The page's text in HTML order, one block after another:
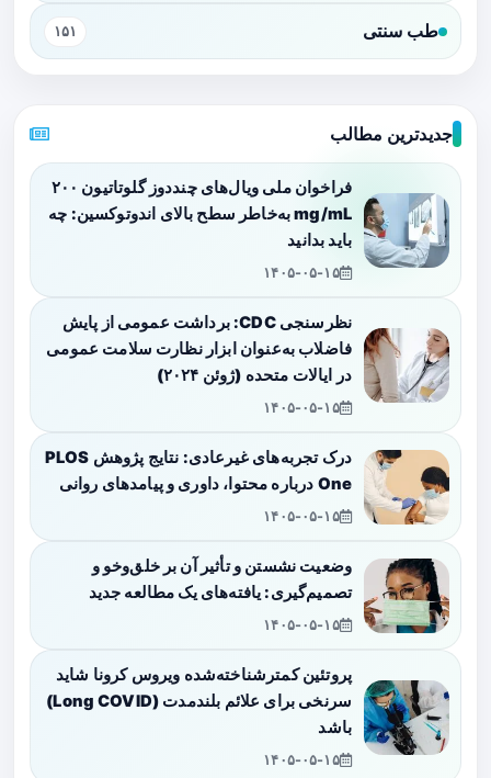
طب سنتی ۱۵۱
جدیدترین مطالب
فراخوان ملی ویال‌های چنددوز گلوتاتیون ۲۰۰
mg/mL به‌خاطر سطح بالای اندوتوکسین: چه
باید بدانید
۱۴۰۵-۰۵-۱۵
نظرسنجی CDC: برداشت عمومی از پایش
فاضلاب به‌عنوان ابزار نظارت سلامت عمومی
در ایالات متحده (ژوئن ۲۰۲۴)
۱۴۰۵-۰۵-۱۵
درک تجربه‌های غیرعادی: نتایج پژوهش PLOS
One درباره محتوا، داوری و پیامدهای روانی
۱۴۰۵-۰۵-۱۵
وضعیت نشستن و تأثیر آن بر خلق‌وخو و
تصمیم‌گیری: یافته‌های یک مطالعه جدید
۱۴۰۵-۰۵-۱۵
پروتئین کمترشناخته‌شده ویروس کرونا شاید
سرنخی برای علائم بلندمدت (Long COVID)
باشد
۱۴۰۵-۰۵-۱۵